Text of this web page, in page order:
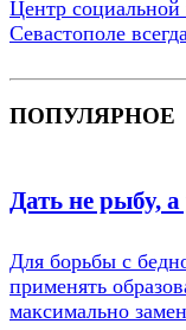
Центр
Севастополе
ПОПУЛЯРНОЕ
Дать не рыбу, а
Для борьбы с
применять
максимально